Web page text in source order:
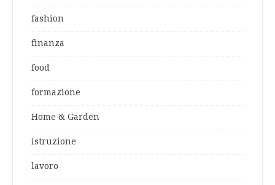
fashion
finanza
food
formazione
Home & Garden
istruzione
lavoro